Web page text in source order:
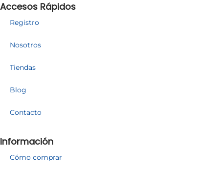
Accesos Rápidos
Registro
Nosotros
Tiendas
Blog
Contacto
Información
Cómo comprar